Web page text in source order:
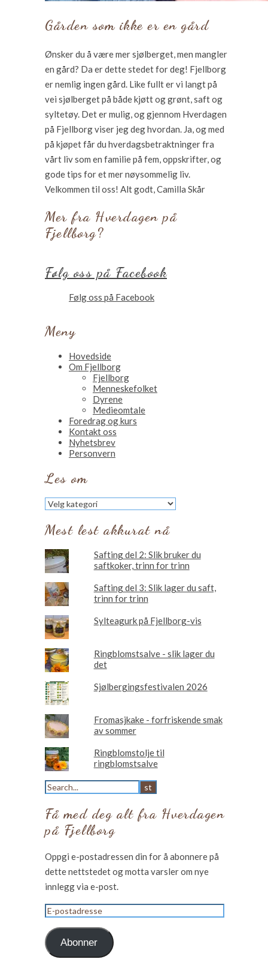
Gården som ikke er en gård
Ønsker du å være mer sjølberget, men mangler
en gård? Da er dette stedet for deg! Fjellborg
er nemlig ingen gård. Like fullt er vi langt på
vei sjølberget på både kjøtt og grønt, saft og
syltetøy. Det er mulig, og gjennom Hverdagen
på Fjellborg viser jeg deg hvordan. Ja, og med
på kjøpet får du hverdagsbetraktninger fra
vårt liv som en familie på fem, oppskrifter, og
gode tips for et mer nøysommelig liv.
Velkommen til oss! Alt godt, Camilla Skår
Mer fra Hverdagen på
Fjellborg?
Følg oss på Facebook
Følg oss på Facebook
Meny
Hovedside
Om Fjellborg
Fjellborg
Menneskefolket
Dyrene
Medieomtale
Foredrag og kurs
Kontakt oss
Nyhetsbrev
Personvern
Les om
Les
om
Mest lest akkurat nå
Safting del 2: Slik bruker du
saftkoker, trinn for trinn
Safting del 3: Slik lager du saft,
trinn for trinn
Sylteagurk på Fjellborg-vis
Ringblomstsalve - slik lager du
det
Sjølbergingsfestivalen 2026
Fromasjkake - forfriskende smak
av sommer
Ringblomstolje til
ringblomstsalve
Få med deg alt fra Hverdagen
på Fjellborg
Oppgi e-postadressen din for å abonnere på
dette nettstedet og motta varsler om nye
innlegg via e-post.
E-
postadresse
Abonner